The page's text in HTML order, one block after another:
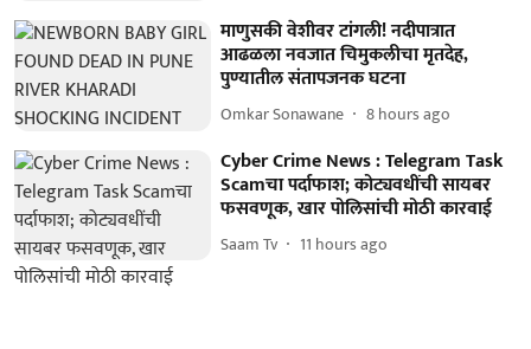
माणुसकी वेशीवर टांगली! नदीपात्रात
आढळला नवजात चिमुकलीचा मृतदेह,
पुण्यातील संतापजनक घटना
Omkar Sonawane 8 hours ago
Cyber Crime News : Telegram Task
Scamचा पर्दाफाश; कोट्यवधींची सायबर
फसवणूक, खार पोलिसांची मोठी कारवाई
Saam Tv 11 hours ago